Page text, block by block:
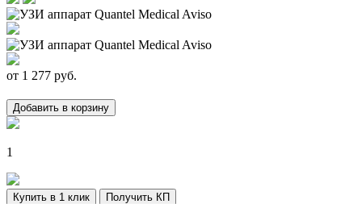
от 1 277 руб.
Добавить в корзину
1
Купить в 1 клик Получить КП